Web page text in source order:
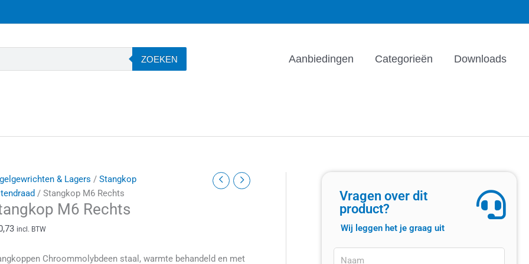
ZOEKEN Aanbiedingen Categorieën Downloads
& Lagers / Stangkop
/ Stangkop M6 Rechts
M6 Rechts
incl. BTW
Chroommolybdeen staal, warmte behandeld en met
Vragen over dit
product?
Wij leggen het je graag uit